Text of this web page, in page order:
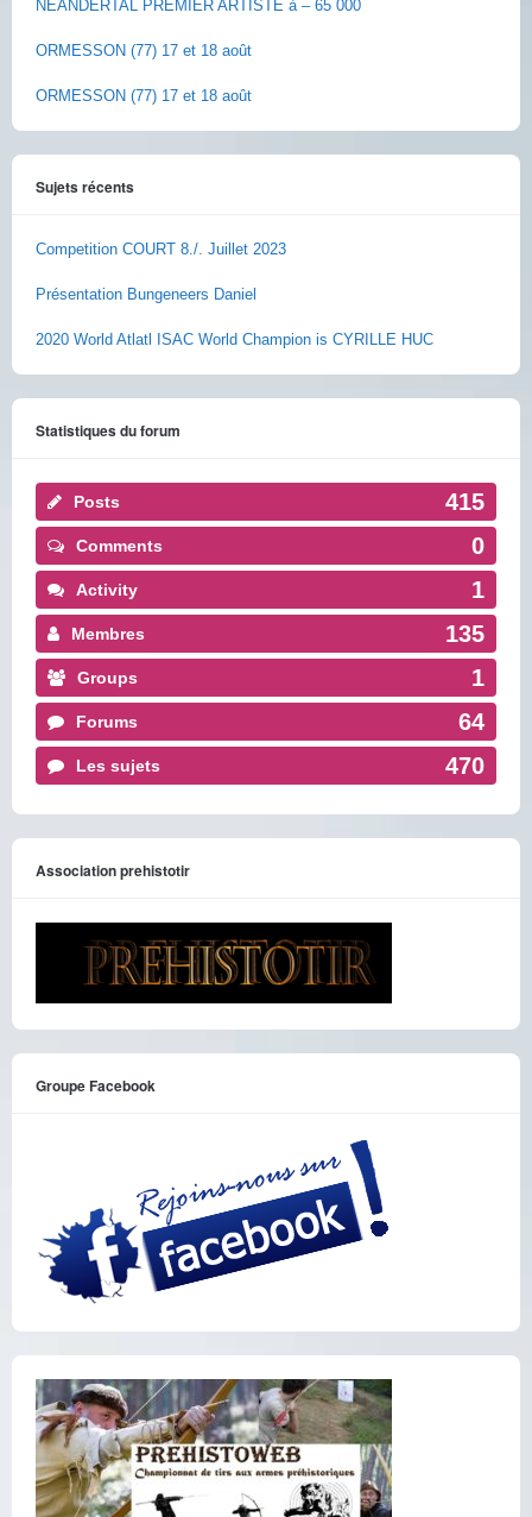
NEANDERTAL PREMIER ARTISTE à – 65 000
ORMESSON (77) 17 et 18 août
ORMESSON (77) 17 et 18 août
Sujets récents
Competition COURT 8./. Juillet 2023
Présentation Bungeneers Daniel
2020 World Atlatl ISAC World Champion is CYRILLE HUC
Statistiques du forum
Posts 415
Comments 0
Activity 1
Membres 135
Groups 1
Forums 64
Les sujets 470
Association prehistotir
Groupe Facebook